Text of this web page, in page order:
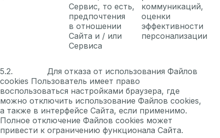
Сервис, то есть,
предпочтения
в отношении
Сайта и / или
Сервиса
коммуникаций,
оценки
эффективности
персонализации
5.2. Для отказа от использования Файлов
cookies Пользователь имеет право
воспользоваться настройками браузера, где
можно отключить использование Файлов cookies,
а также в интерфейсе Сайта, если применимо.
Полное отключение Файлов cookies может
привести к ограничению функционала Сайта.